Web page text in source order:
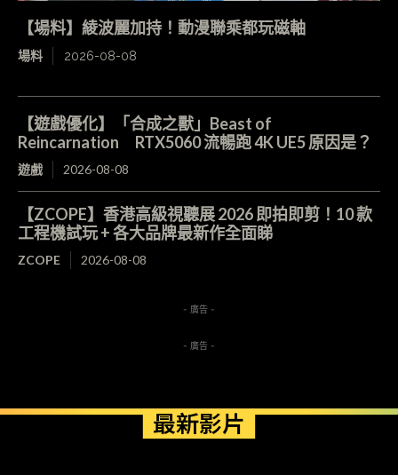
【場料】綾波麗加持！動漫聯乘都玩磁軸
場料 2026-08-08
【遊戲優化】「合成之獸」Beast of
Reincarnation RTX5060 流暢跑 4K UE5 原因是？
遊戲 2026-08-08
【ZCOPE】香港高級視聽展 2026 即拍即剪！10 款
工程機試玩 + 各大品牌最新作全面睇
ZCOPE 2026-08-08
- 廣告 -
- 廣告 -
最新影片